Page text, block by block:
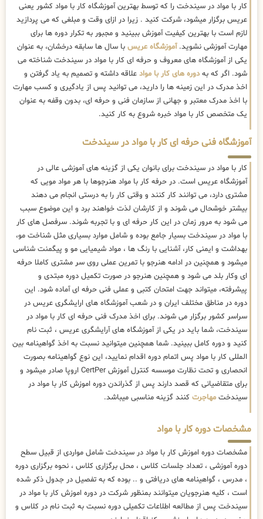
کار با مواد در سیندخت را که توسط بهترینآموزشگاه کار با مواد کشور یعنی
عریس برگزار میشود، شرکت کنید . زیرا در ازای وقت و مبلغی که می پردازید
لازم است با بهترین کیفیت آموزش ببینید و مجبور به تکرار دوره ها برای
مهارت آموزشی نشوید.آموزشگاه عریس با سال ها سابقه درخشان، به عنوان
یکی از آموزشگاه های معروف و حرفه ای کار با مواد در سیندخت شناخته می
شود. اگر که بهدوره های کار با مواد علاقه داشته و تصمیم به یاد گرفتن و
اخذ مدرک در این زمینه ها را دارید، می توانید پس از یادگیری و کسب مهارت
با اخذ مدرک معتبر و جهانی از سازمان فنی و حرفه ای، بدون وقفه به عنوان
یک متخصص کار با مواد خبره شروع به کار کنید.
آموزشگاه فنی حرفه ای کار با مواد در سیندخت
کار با مواد در سیندخت برای بانوان یکی از گزینه های آموزشی عالی در
آموزشگاه عریس است. در حرفه کار با مواد هنرجوها با هر مواد مویی که
مشتری دارد، می توانند کار کنند و وقتی کار را به درستی انجام می دهند
بیشتر خوشحال می شوند و از کارشان لذت خواهند برد و این موضوع سبب
می شود به مرور زمان در این کار حرفه ای و با تجربه شوند. سرفصل های کار
با مواد در سیندخت بسیار جامع بوده و شامل موارد بسیاری مثل شناخت مو،
بهداشت و ایمنی کار، آشنایی با رنگ ها ، مواد شیمیایی مو و پیگمنت شناسی
میشود و همچنین در ادامه هنرجو با تمرین عملی روی سر مشتری کاملا حرفه
ای وکار بلد می شود و همچنین هنرجو در صورت تکمیل دوره مبتدی و
پیشرفته، میتواند جهت امتحان کتبی و عملی فنی حرفه ای آماده شود. این
دوره در مناطق مختلف ایران و در شعب آموزشگاه های ارایشگری عریس در
سراسر کشور برگزار می شوند. برای اخذ مدرک فنی حرفه ای کار با مواد در
سیندخت، شما باید در یکی از آموزشگاه های آرایشگری عریس ، ثبت نام
کنید و دوره کامل ببینید. شما همچنین میتوانید نسبت به اخذ گواهینامه بین
المللی کار با مواد پس اتمام دوره اقدام نمایید، این نوع گواهینامه بصورت
انحصاری و تحت نظارت موسسه کنترل آموزش CertPer اروپا صادر میشود و
برای متقاضیانی که قصد دارند پس از گذراندن دوره اموزش کار با مواد در
سیندخت مهاجرت کنند گزینه مناسبی میباشد.
مشخصات دوره کار با مواد
مشخصات دوره اموزش کار با مواد در سیندخت شامل مواردی از قبیل سطح
دوره آموزشی ، تعداد جلسات کلاس ، محل برگزاری کلاس ، نحوه برگزاری دوره
، مدرس ، گواهینامه های دریافتی و .. بوده که به تفصیل در جدول ذکر شده
است ، کلیه هنرجویان میتوانند بمنظور شرکت در دوره اموزش کار با مواد در
سیندخت پس از مطالعه اطلاعات تکمیلی دوره نسبت به ثبت نام در کلاس و